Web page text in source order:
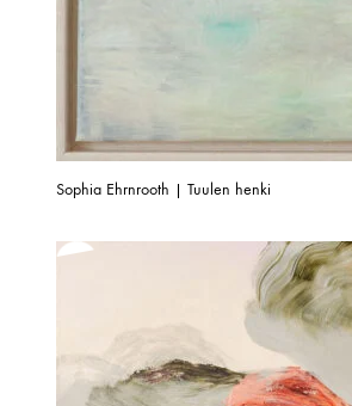
Sophia Ehrnrooth | Tuulen henki